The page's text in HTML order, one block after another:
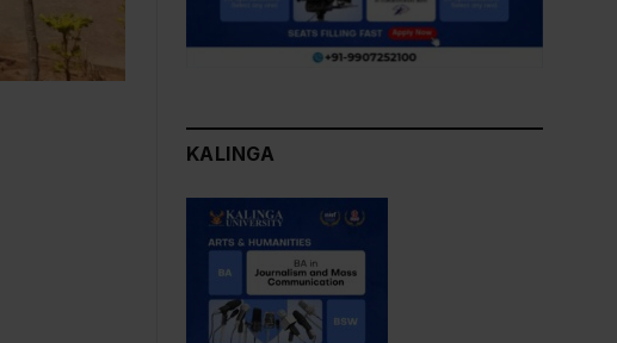
KALINGA